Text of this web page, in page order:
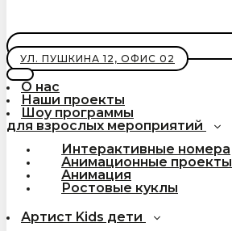
УЛ. ПУШКИНА 12, ОФИС 02
О нас
Наши проекты
Шоу программы
для взрослых мероприятий
Интерактивные номера
Анимационные проекты
Анимация
Ростовые куклы
Артист Kids дети